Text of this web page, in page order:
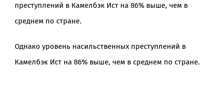
преступлений в Камелбэк Ист на 86% выше, чем в
среднем по стране.
Однако уровень насильственных преступлений в
Камелбэк Ист на 86% выше, чем в среднем по стране.